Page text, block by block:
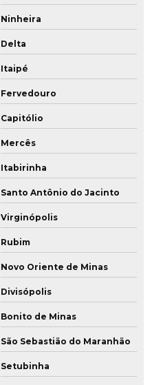
Ninheira
Delta
Itaipé
Fervedouro
Capitólio
Mercês
Itabirinha
Santo Antônio do Jacinto
Virginópolis
Rubim
Novo Oriente de Minas
Divisópolis
Bonito de Minas
São Sebastião do Maranhão
Setubinha